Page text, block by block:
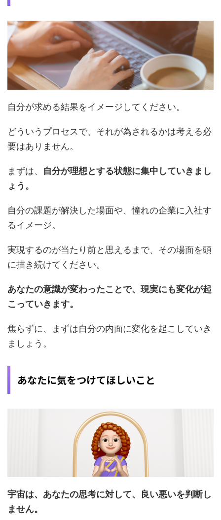
自分が求める結果をイメージしてください。
どういうプロセスで、それが為されるかは考える必
要はありません。
まずは、 自分が理想とする状態に集中していきまし
ょう。
自分の課題が解決した場面や、憧れの企業に入社す
るイメージ。
実現するのが当たり前と思えるまで、その場面を頭
に描き続けてください。
あなたの意識が変わったことで、現実にも変化が起
こっていきます。
焦らずに、まずは自分の内面に変化を起こしていき
ましょう。
あなたに気をつけてほしいこと
宇宙は、あなたの思考に対して、良い悪いを判断し
ません。